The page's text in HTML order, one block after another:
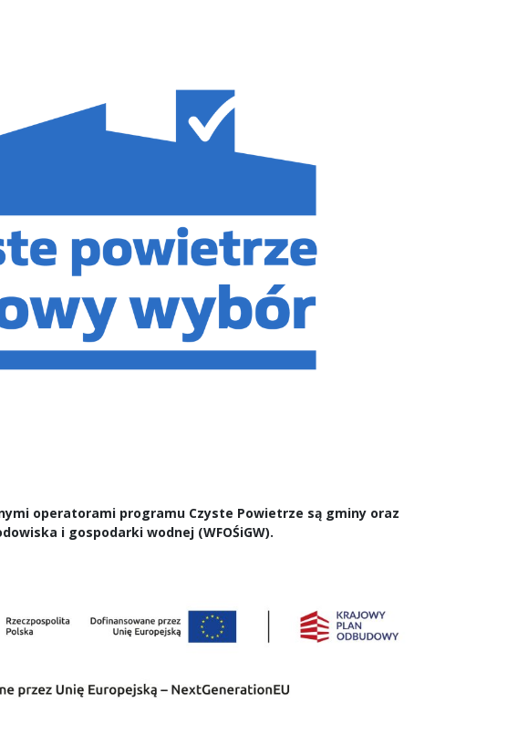
operatorami programu Czyste Powietrze są gminy oraz
i gospodarki wodnej (WFOŚiGW).